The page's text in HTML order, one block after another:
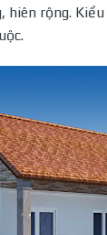
hiên rộng.